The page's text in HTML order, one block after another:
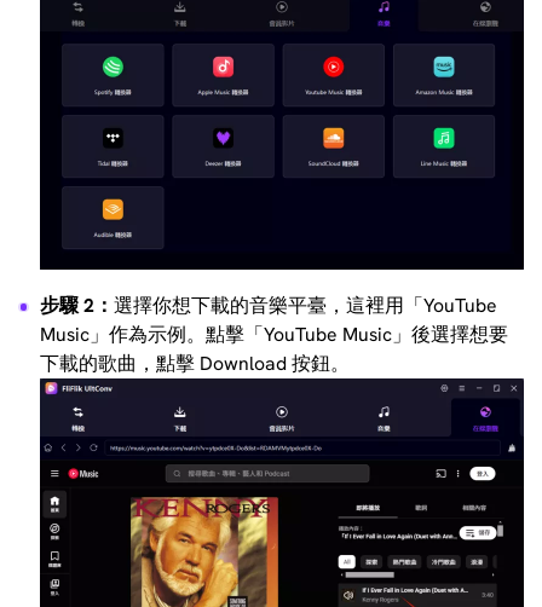
步驟 2： 選擇你想下載的音樂平臺，這裡用「YouTube
Music」作為示例。點擊「YouTube Music」後選擇想要
下載的歌曲，點擊 Download 按鈕。